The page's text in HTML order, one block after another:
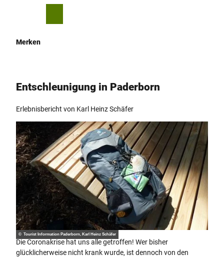
Merken
Entschleunigung in Paderborn
Erlebnisbericht von Karl Heinz Schäfer
© Tourist Information Paderborn, Karl Heinz Schäfer
Die Coronakrise hat uns alle getroffen! Wer bisher
glücklicherweise nicht krank wurde, ist dennoch von den